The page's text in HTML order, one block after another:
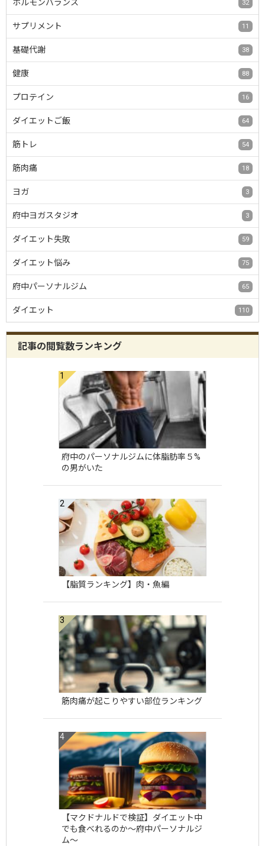
ホルモンバランス 32
サプリメント 11
基礎代謝 38
健康 88
プロテイン 16
ダイエットご飯 64
筋トレ 54
筋肉痛 18
ヨガ 3
府中ヨガスタジオ 3
ダイエット失敗 59
ダイエット悩み 75
府中パーソナルジム 65
ダイエット 110
記事の閲覧数ランキング
府中のパーソナルジムに体脂肪率５%
の男がいた
【脂質ランキング】肉・魚編
筋肉痛が起こりやすい部位ランキング
【マクドナルドで検証】ダイエット中
でも食べれるのか〜府中パーソナルジ
ム〜